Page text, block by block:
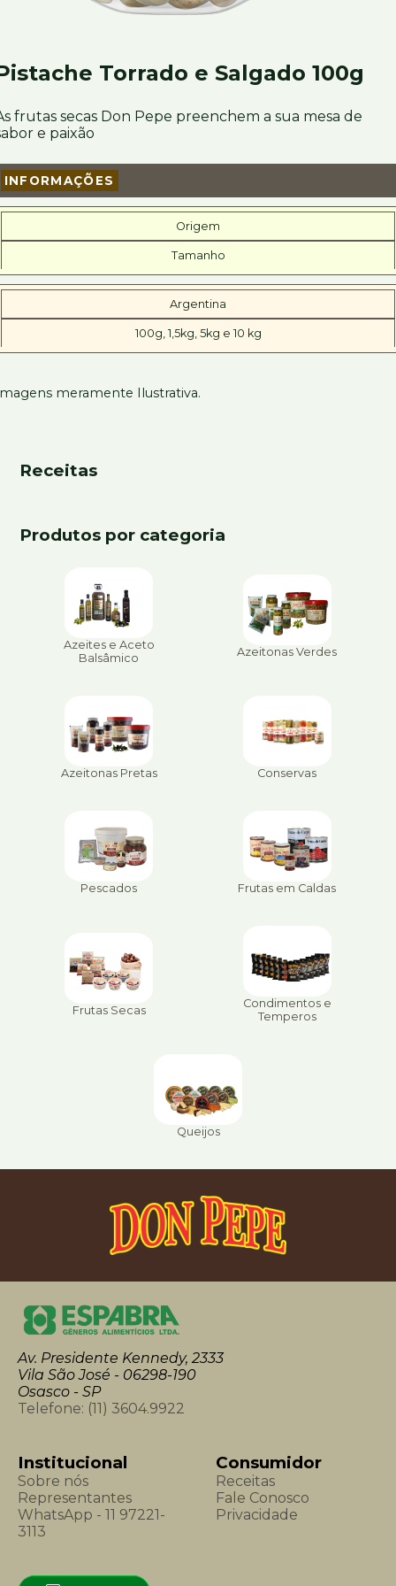
Torrado e Salgado 100g
frutas secas Don Pepe preenchem a sua mesa de
e paixão
INFORMAÇÕES
Origem
Tamanho
Argentina
100g, 1,5kg, 5kg e 10 kg
meramente Ilustrativa.
Receitas
Produtos por categoria
Azeites e Aceto
Balsâmico
Azeitonas Verdes
Azeitonas Pretas Conservas
Pescados Frutas em Caldas
Frutas Secas
Condimentos e
Temperos
Queijos
Av. Presidente Kennedy, 2333
Vila São José - 06298-190
Osasco - SP
Telefone: (11) 3604.9922
Institucional
Sobre nós
Representantes
WhatsApp - 11 97221-
3113
Consumidor
Receitas
Fale Conosco
Privacidade